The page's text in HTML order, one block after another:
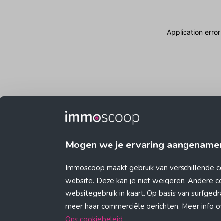
Mogen we je ervaring
Immoscoop maakt gebruik van verschillende
website. Deze kan je niet weigeren. Andere
websitegebruik in kaart. Op basis van
meer haar commerciële berichten. Meer info
Ons cookiebeleid
Application